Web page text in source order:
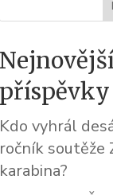
příspěvky
Kdo vyhrál
ročník soutěže
karabina?